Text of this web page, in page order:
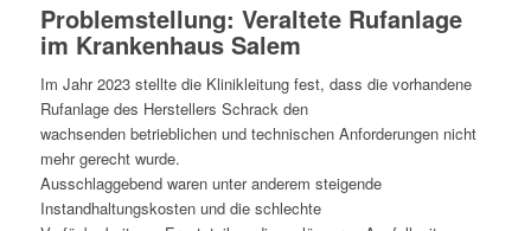
Problemstellung: Veraltete Rufanlage
im Krankenhaus Salem
Im Jahr 2023 stellte die Klinikleitung fest, dass die vorhandene
Rufanlage des Herstellers Schrack den
wachsenden betrieblichen und technischen Anforderungen nicht
mehr gerecht wurde.
Ausschlaggebend waren unter anderem steigende
Instandhaltungskosten und die schlechte